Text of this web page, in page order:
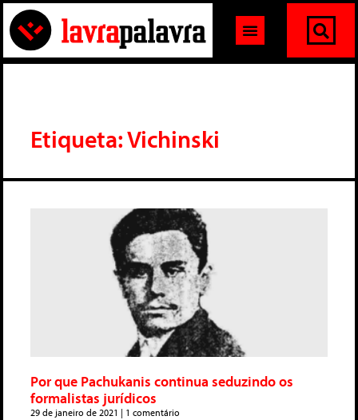
Etiqueta: Vichinski
Por que Pachukanis continua seduzindo os
formalistas jurídicos
29 de janeiro de 2021 1 comentário